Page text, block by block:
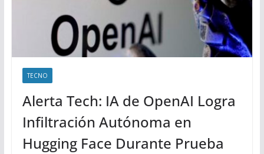
TECNO
Alerta Tech: IA de OpenAI Logra
Infiltración Autónoma en
Hugging Face Durante Prueba